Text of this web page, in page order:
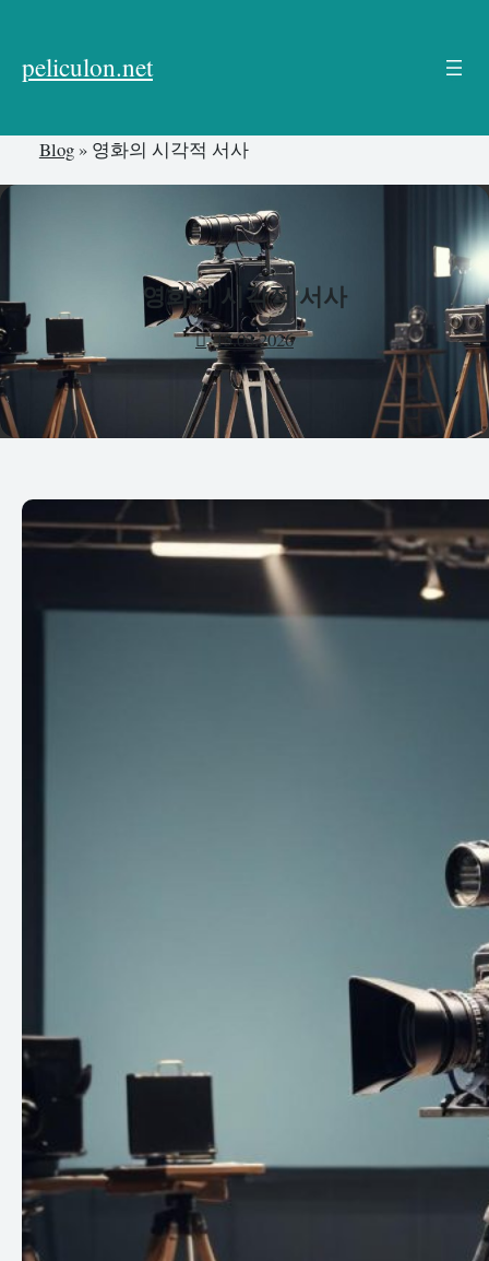
뛰
peliculon.net
Blog» 영화의 시각적 서사
영화의 시각적 서사
15.03.2026